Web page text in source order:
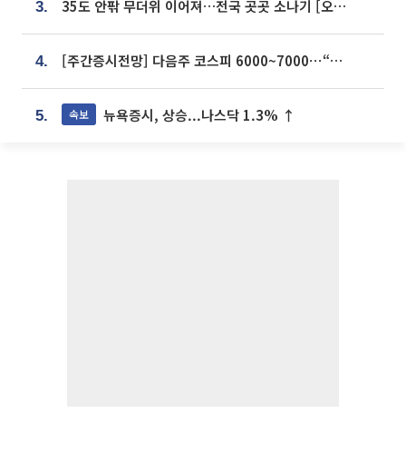
3. 35도 안팎 무더위 이어져…전국 곳곳 소나기 [오늘 날씨]
4. [주간증시전망] 다음주 코스피 6000~7000⋯“外人 수급은 정책이 변수”
5. 속보 뉴욕증시, 상승...나스닥 1.3% ↑